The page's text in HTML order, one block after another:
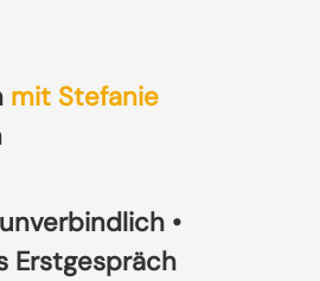
mit Stefanie
•
Erstgespräch